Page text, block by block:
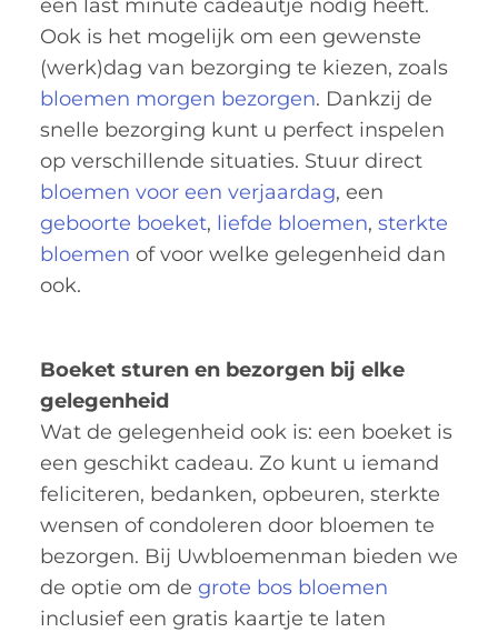
een last minute cadeautje nodig heeft.
Ook is het mogelijk om een gewenste
(werk)dag van bezorging te kiezen, zoals
bloemen morgen bezorgen. Dankzij de
snelle bezorging kunt u perfect inspelen
op verschillende situaties. Stuur direct
bloemen voor een verjaardag, een
geboorte boeket, liefde bloemen, sterkte
bloemen of voor welke gelegenheid dan
ook.
Boeket sturen en bezorgen bij elke
gelegenheid
Wat de gelegenheid ook is: een boeket is
een geschikt cadeau. Zo kunt u iemand
feliciteren, bedanken, opbeuren, sterkte
wensen of condoleren door bloemen te
bezorgen. Bij Uwbloemenman bieden we
de optie om de grote bos bloemen
inclusief een gratis kaartje te laten